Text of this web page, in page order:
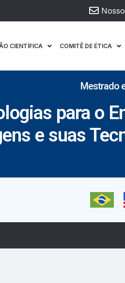
CIENTÍFICA COMITÊ DE ÉTICA
Mestrado
para o
e suas